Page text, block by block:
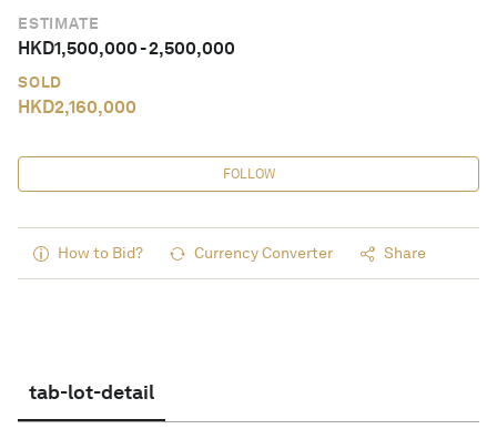
ESTIMATE
HKD1,500,000-2,500,000
SOLD
HKD2,160,000
FOLLOW
How to Bid? Currency Converter Share
tab-lot-detail